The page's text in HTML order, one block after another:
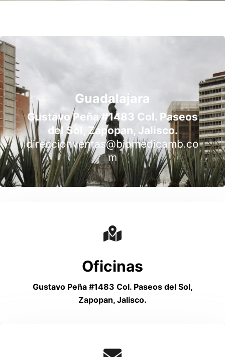
Guadalajara
Gustavo Peña #1483 Col. Paseos
del Sol, Zapopan, Jalisco.
direccionventas@biomedicamb.co
m
Oficinas
Gustavo Peña #1483 Col. Paseos del Sol,
Zapopan, Jalisco.